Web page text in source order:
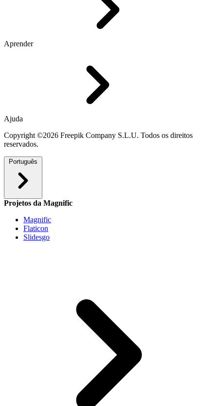
Aprender
Ajuda
Copyright ©2026 Freepik Company S.L.U. Todos os direitos
reservados.
Português
Projetos da Magnific
Magnific
Flaticon
Slidesgo